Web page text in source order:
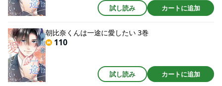
試し読み カートに追加
朝比奈くんは一途に愛したい 3巻
110
試し読み カートに追加